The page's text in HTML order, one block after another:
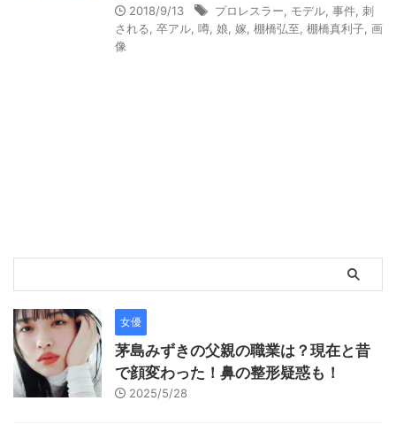
2018/9/13 プロレスラー モデル 事件 刺
される 卒アル 噂 娘 嫁 棚橋弘至 棚橋真利子 画
像
女優
茅島みずきの父親の職業は？現在と昔
で顔変わった！鼻の整形疑惑も！
2025/5/28